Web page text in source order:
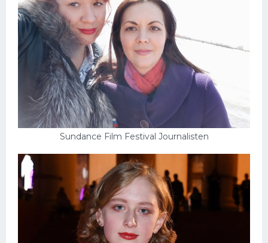
Sundance Film Festival Journalisten